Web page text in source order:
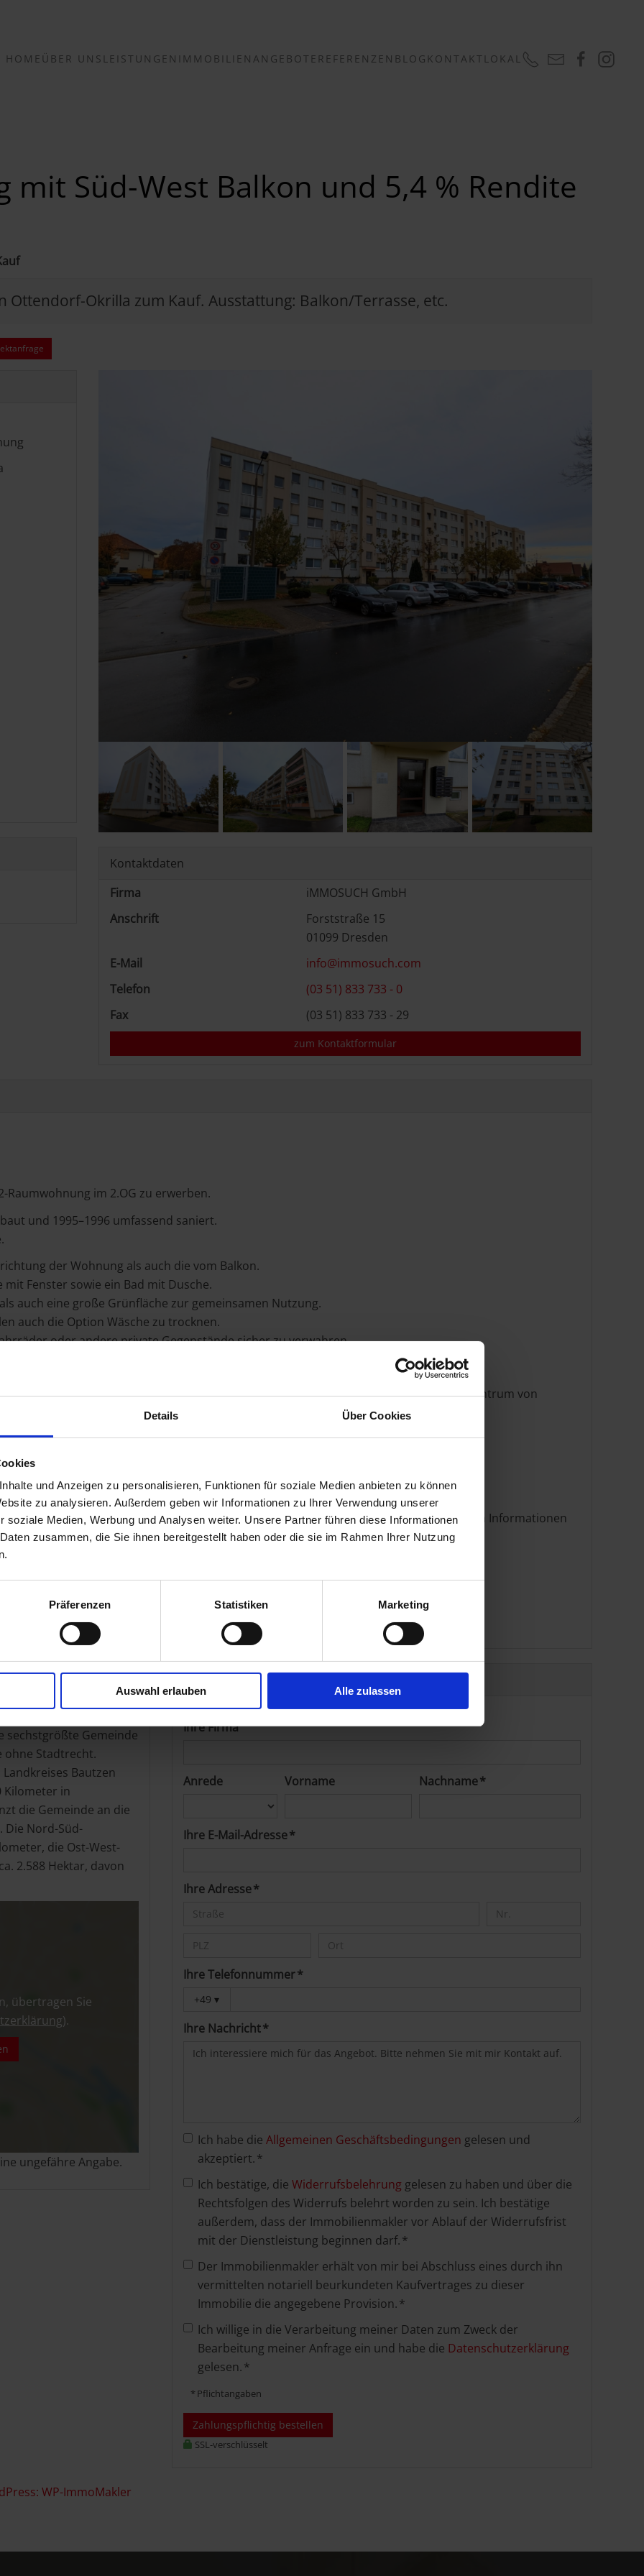
Details Über Cookies
und Anzeigen zu personalisieren, Funktionen für soziale Medien anbieten zu können
zu analysieren. Außerdem geben wir Informationen zu Ihrer Verwendung unserer
soziale Medien, Werbung und Analysen weiter. Unsere Partner führen diese Informationen
zusammen, die Sie ihnen bereitgestellt haben oder die sie im Rahmen Ihrer Nutzung
Präferenzen Statistiken Marketing
Auswahl erlauben Alle zulassen
HOME ÜBER UNS LEISTUNGEN IMMOBILIENANGEBOTE REFERENZEN BLOG KONTAKT LOKAL
mit Süd-West Balkon und 5,4 % Rendite
Ottendorf-Okrilla zum Kauf. Ausstattung: Balkon/Terrasse, etc.
Kontaktdaten
Firma
iMMOSUCH GmbH
Anschrift
Forststraße 15
01099 Dresden
E-Mail
info@immosuch.com
Telefon
(03 51) 833 733 - 0
Fax
(03 51) 833 733 - 29
zum Kontaktformular
Raumwohnung im 2.OG zu erwerben.
und 1995–1996 umfassend saniert.
der Wohnung als auch die vom Balkon.
Fenster sowie ein Bad mit Dusche.
auch eine große Grünfläche zur gemeinsamen Nutzung.
auch die Option Wäsche zu trocknen.
oder andere private Gegenstände sicher zu verwahren.
oder eine Neuvermietung geeignet.
auf der A4 zu sein und braucht von dort lediglich etwa 15 Minuten bis ins Stadtzentrum von
sich jederzeit bei uns melden.
einen Besichtigungstermin mit Ihnen.
bestem Wissen und Gewissen sowie den uns vom Eigentümer zur Verfügung stehenden Informationen
zu überprüfen.
in Sachsen. Mit
sechstgrößte Gemeinde
ohne Stadtrecht.
Bautzen
Kilometer in
die Gemeinde an die
Die Nord-Süd-
die Ost-West-
2.588 Hektar, davon
übertragen Sie
).
ungefähre Angabe.
Ihre Firma
Anrede Vorname Nachname *
Ihre E-Mail-Adresse *
Ihre Adresse *
Ihre Telefonnummer *
+49 ▾
Ihre Nachricht *
Ich habe die Allgemeinen Geschäftsbedingungen gelesen und
akzeptiert. *
Ich bestätige, die Widerrufsbelehrung gelesen zu haben und über die
Rechtsfolgen des Widerrufs belehrt worden zu sein. Ich bestätige
außerdem, dass der Immobilienmakler vor Ablauf der Widerrufsfrist
mit der Dienstleistung beginnen darf. *
Der Immobilienmakler erhält von mir bei Abschluss eines durch ihn
vermittelten notariell beurkundeten Kaufvertrages zu dieser
Immobilie die angegebene Provision. *
Ich willige in die Verarbeitung meiner Daten zum Zweck der
Bearbeitung meiner Anfrage ein und habe die Datenschutzerklärung
gelesen. *
* Pflichtangaben
Zahlungspflichtig bestellen
SSL-verschlüsselt
WP-ImmoMakler